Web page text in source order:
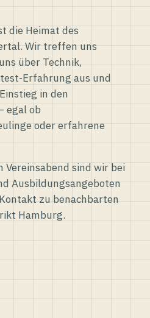
die Heimat des
Wir treffen uns
über Technik,
Erfahrung aus und
in den
egal ob
oder erfahrene
Vereinsabend sind wir bei
Ausbildungsangeboten
zu benachbarten
Hamburg.